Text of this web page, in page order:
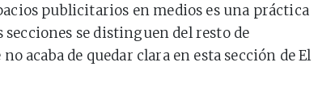
publicitarios en medios es una práctica
secciones se distinguen del resto de
acaba de quedar clara en esta sección de El